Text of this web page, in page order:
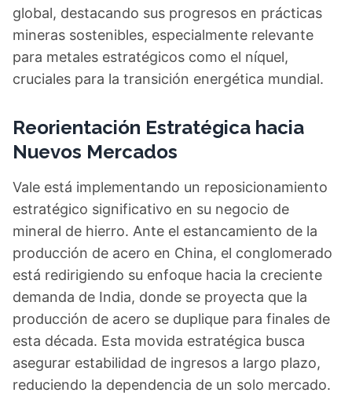
global, destacando sus progresos en prácticas
mineras sostenibles, especialmente relevante
para metales estratégicos como el níquel,
cruciales para la transición energética mundial.
Reorientación Estratégica hacia
Nuevos Mercados
Vale está implementando un reposicionamiento
estratégico significativo en su negocio de
mineral de hierro. Ante el estancamiento de la
producción de acero en China, el conglomerado
está redirigiendo su enfoque hacia la creciente
demanda de India, donde se proyecta que la
producción de acero se duplique para finales de
esta década. Esta movida estratégica busca
asegurar estabilidad de ingresos a largo plazo,
reduciendo la dependencia de un solo mercado.